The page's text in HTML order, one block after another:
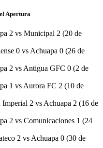
Apertura
2 vs Municipal 2 (20 de
0 vs Achuapa 0 (26 de
2 vs Antigua GFC 0 (2 de
1 vs Aurora FC 2 (10 de
Imperial 2 vs Achuapa 2 (16 de
2 vs Comunicaciones 1 (24
2 vs Achuapa 0 (30 de